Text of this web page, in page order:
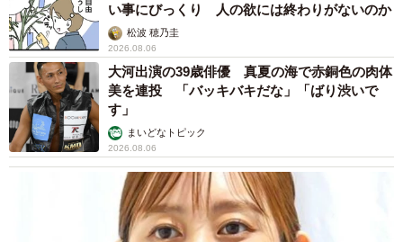
い事にびっくり 人の欲には終わりがないのか
松波 穂乃圭
2026.08.06
大河出演の39歳俳優 真夏の海で赤銅色の肉体
美を連投 「バッキバキだな」「ばり渋いで
す」
まいどなトピック
2026.08.06